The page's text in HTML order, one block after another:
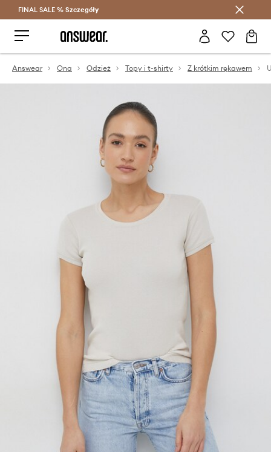
Oszczędzaj z Answear Club >
FINAL SALE % Szczegóły
Answear Ona Odzież Topy i t-shirty Z krótkim rękawem